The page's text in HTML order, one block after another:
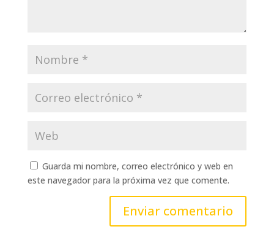
Guarda mi nombre, correo electrónico y web en
este navegador para la próxima vez que comente.